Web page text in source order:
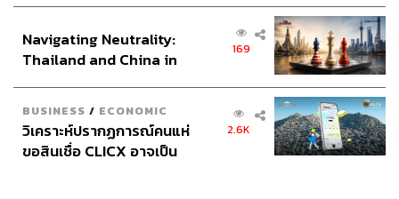
Social Media Adminsสุทธกิตติ์​ สุทธาวรรณกุล, ธิติกร ลิ้ม
ทองมณี,วนัชพร ดวงนิล, วิมลณัฐ พรศิริอนันต์
Archive Officerชริน จำปาวัน
อินโดนีเซีย
Navigating Neutrality:
Thailand and China in
169
BUSINESS / ECONOMIC
วิเคราะห์ปรากฏการณ์คนแห่
ขอสินเชื่อ CLICX อาจเป็น
2.6K